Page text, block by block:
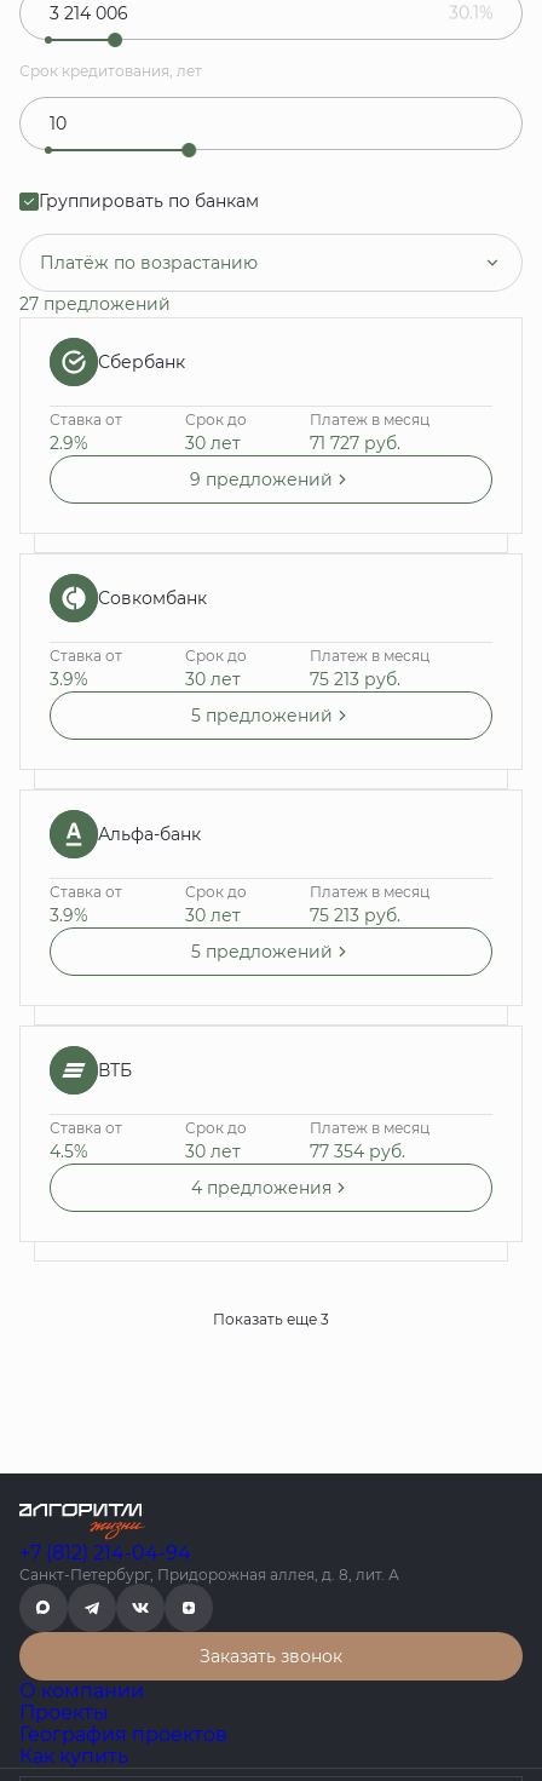
30.1%
Срок кредитования, лет
Группировать по банкам
Платёж по возрастанию
27 предложений
Сбербанк
Ставка от
2.9%
Срок до
30 лет
Платеж в месяц
71 727 руб.
9 предложений
Совкомбанк
Ставка от
3.9%
Срок до
30 лет
Платеж в месяц
75 213 руб.
5 предложений
Альфа-банк
Ставка от
3.9%
Срок до
30 лет
Платеж в месяц
75 213 руб.
5 предложений
ВТБ
Ставка от
4.5%
Срок до
30 лет
Платеж в месяц
77 354 руб.
4 предложения
Показать еще 3
+7 (812) 214-04-94
Санкт-Петербург, Придорожная аллея, д. 8, лит. А
Заказать звонок
О компании
Проекты
География проектов
Как купить